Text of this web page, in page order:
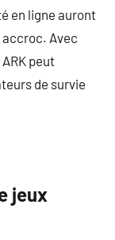
en ligne auront
accroc. Avec
peut
de survie
jeux